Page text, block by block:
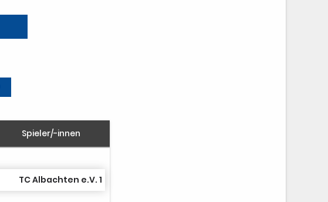
Spieler/-innen
TC Albachten e.V. 1